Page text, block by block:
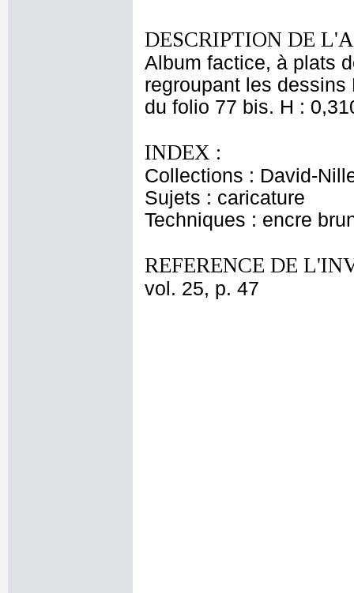
DESCRIPTION DE
Album factice, à plats
regroupant les
du folio 77 bis. H :
INDEX :
Collections : David-
Sujets : caricature
Techniques : encre
REFERENCE DE
vol. 25, p. 47